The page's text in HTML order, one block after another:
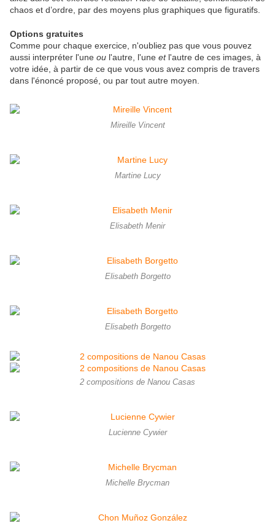
chaos et d’ordre, par des moyens plus graphiques que figuratifs.
Options gratuites
Comme pour chaque exercice, n'oubliez pas que vous pouvez
aussi interpréter l'une ou l'autre, l'une etl'autre de ces images, à
votre idée, à partir de ce que vous vous avez compris de travers
dans l'énoncé proposé, ou par tout autre moyen.
Mireille Vincent
Martine Lucy
Elisabeth Menir
Elisabeth Borgetto
Elisabeth Borgetto
2 compositions de Nanou Casas
Lucienne Cywier
Michelle Brycman